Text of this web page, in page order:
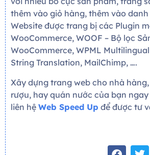
thêm vào giỏ hàng, thêm vào
Website được trang bị các Plugin
WooCommerce, WOOF – Bộ lọc
WooCommerce, WPML Multilingual
String Translation, MailChimp, ….
Xây dựng trang web cho nhà
rượu, hay quán nước của bạn
liên hệ Web Speed Up để được tư